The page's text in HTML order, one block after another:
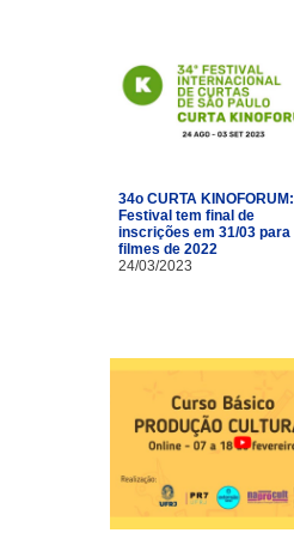
34o CURTA KINOFORUM:
Festival tem final de
inscrições em 31/03 para
filmes de 2022
24/03/2023